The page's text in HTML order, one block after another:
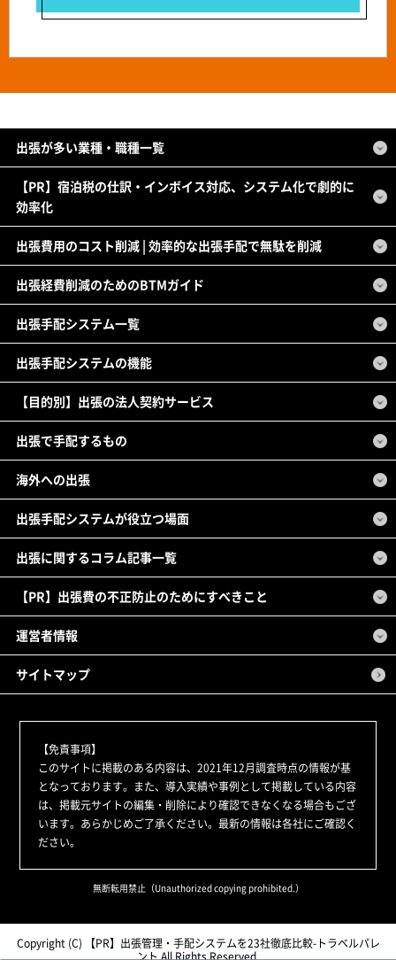
出張が多い業種・職種一覧
【PR】宿泊税の仕訳・インボイス対応、システム化で劇的に
効率化
出張費用のコスト削減 | 効率的な出張手配で無駄を削減
出張経費削減のためのBTMガイド
出張手配システム一覧
出張手配システムの機能
【目的別】出張の法人契約サービス
出張で手配するもの
海外への出張
出張手配システムが役立つ場面
出張に関するコラム記事一覧
【PR】出張費の不正防止のためにすべきこと
運営者情報
サイトマップ
【免責事項】
このサイトに掲載のある内容は、2021年12月調査時点の情報が基
となっております。また、導入実績や事例として掲載している内容
は、掲載元サイトの編集・削除により確認できなくなる場合もござ
います。あらかじめご了承ください。最新の情報は各社にご確認く
ださい。
無断転用禁止（Unauthorized copying prohibited.）
Copyright (C)
出張管理・手配システムを23社徹底比較-トラベルパレ
ントAll Rights Reserved.